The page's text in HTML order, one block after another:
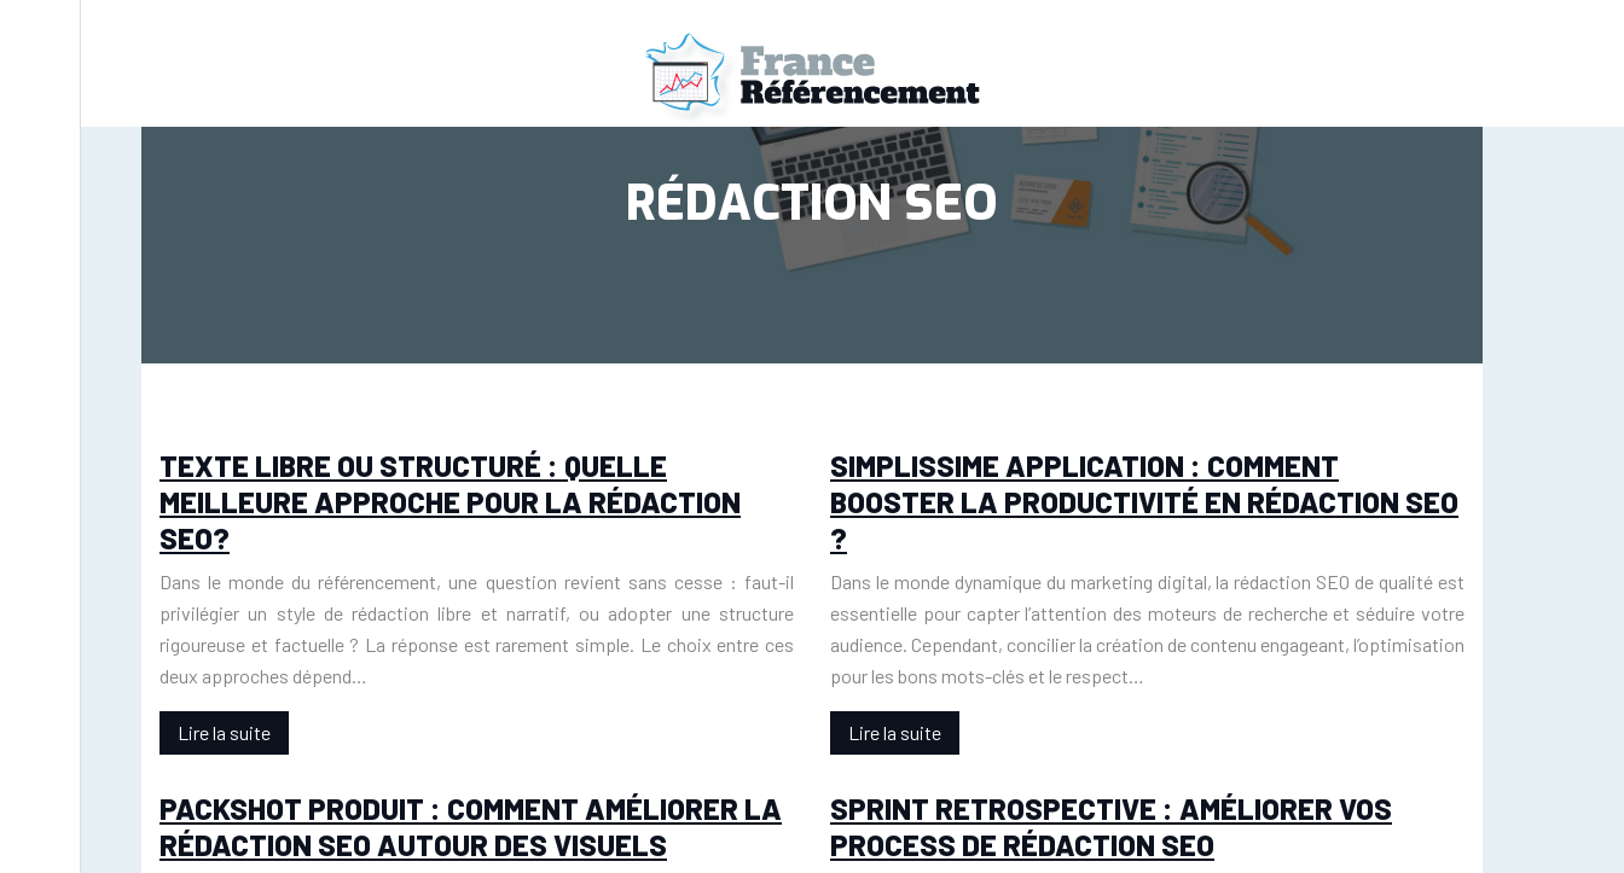
RÉDACTION SEO
TEXTE LIBRE OU STRUCTURÉ : QUELLE
MEILLEURE APPROCHE POUR LA RÉDACTION
SEO?
Dans le monde du référencement, une question revient sans cesse : faut-il
privilégier un style de rédaction libre et narratif, ou adopter une structure
rigoureuse et factuelle ? La réponse est rarement simple. Le choix entre ces
deux approches dépend…
Lire la suite
SIMPLISSIME APPLICATION : COMMENT
BOOSTER LA PRODUCTIVITÉ EN RÉDACTION SEO
?
Dans le monde dynamique du marketing digital, la rédaction SEO de qualité est
essentielle pour capter l’attention des moteurs de recherche et séduire votre
audience. Cependant, concilier la création de contenu engageant, l’optimisation
pour les bons mots-clés et le respect…
Lire la suite
PACKSHOT PRODUIT : COMMENT AMÉLIORER LA
RÉDACTION SEO AUTOUR DES VISUELS
SPRINT RETROSPECTIVE : AMÉLIORER VOS
PROCESS DE RÉDACTION SEO